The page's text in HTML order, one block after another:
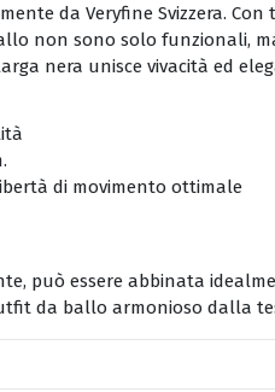
da Veryfine Svizzera.
non sono solo funzionali,
nera unisce vivacità ed
di movimento ottimale
può essere abbinata
da ballo armonioso dalla